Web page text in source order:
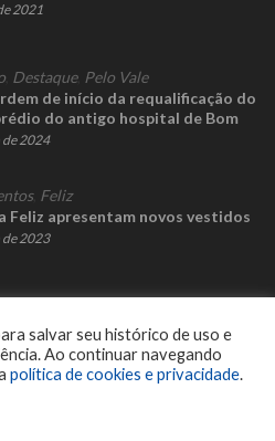
2021
Destaque, Pelo Vale
de início da requalificação do
do antigo hospital de Bom
de 2024
, Feliz
Feliz apresentam novos vestidos
de 2023
salvar seu histórico de uso e
Ao continuar navegando
política de cookies e privacidade.